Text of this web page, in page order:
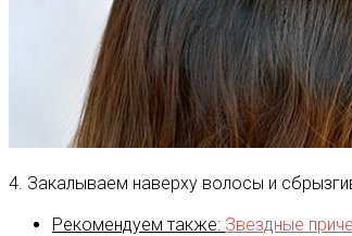
4. Закалываем наверху волосы и
Рекомендуем также: Звездные